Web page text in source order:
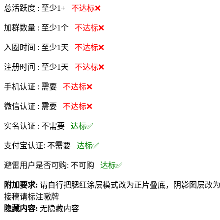
总活跃度 : 至少1+ 不达标❌
加群数量 : 至少1个 不达标❌
入圈时间 : 至少1天 不达标❌
注册时间 : 至少1天 不达标❌
手机认证 : 需要 不达标❌
微信认证 : 需要 不达标❌
实名认证 : 不需要 达标✅
支付宝认证: 不需要 达标✅
避雷用户是否可购: 不可购 达标✅
附加要求: 请自行把腮红涂层模式改为正片叠底，阴影图层改
接稿请标注嗷牌
隐藏内容: 无隐藏内容